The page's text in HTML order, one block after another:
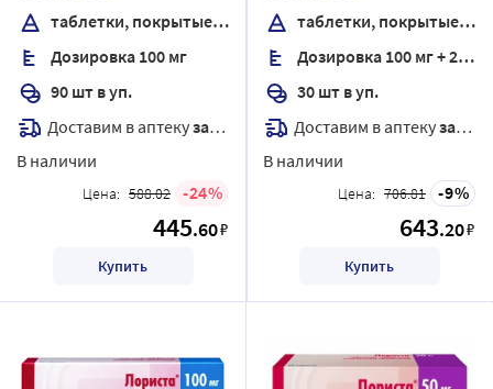
таблетки, покрытые пленочной оболочкой
Дозировка 100 мг
90 шт в уп.
Доставим в аптекузавтра
В наличии
Цена: 588.02 24
445.60₽
Купить
таблетки, покрытые пленочной оболочкой
Дозировка 100 мг + 25 мг
30 шт в уп.
Доставим в аптекузавтра
В наличии
Цена: 706.81 9
643.20₽
Купить